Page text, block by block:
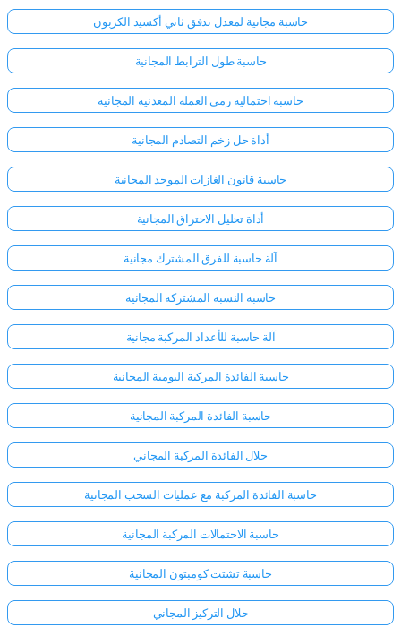
حاسبة مجانية لمعدل تدفق ثاني أكسيد الكربون
حاسبة طول الترابط المجانية
حاسبة احتمالية رمي العملة المعدنية المجانية
أداة حل زخم التصادم المجانية
حاسبة قانون الغازات الموحد المجانية
أداة تحليل الاحتراق المجانية
آلة حاسبة للفرق المشترك مجانية
حاسبة النسبة المشتركة المجانية
آلة حاسبة للأعداد المركبة مجانية
حاسبة الفائدة المركبة اليومية المجانية
حاسبة الفائدة المركبة المجانية
حلال الفائدة المركبة المجاني
حاسبة الفائدة المركبة مع عمليات السحب المجانية
حاسبة الاحتمالات المركبة المجانية
حاسبة تشتت كومبتون المجانية
حلال التركيز المجاني